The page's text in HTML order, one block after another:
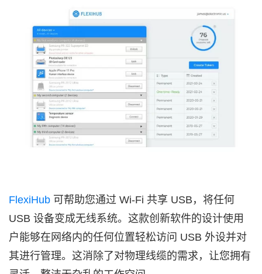
FlexiHub 可帮助您通过 Wi-Fi 共享 USB，将任何
USB 设备变成无线系统。这款创新软件的设计使用
户能够在网络内的任何位置轻松访问 USB 外设并对
其进行管理。这消除了对物理线缆的需求，让您拥有